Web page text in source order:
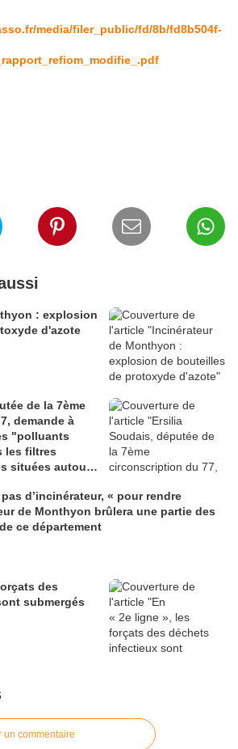
media/filer_public/fd/8b/fd8b504f-
: explosion
d'azote
de la 7ème
demande à
"polluants
les filtres
situées autour
d’incinérateur, « pour rendre
de Monthyon brûlera une partie des
ce département
des
submergés
un commentaire